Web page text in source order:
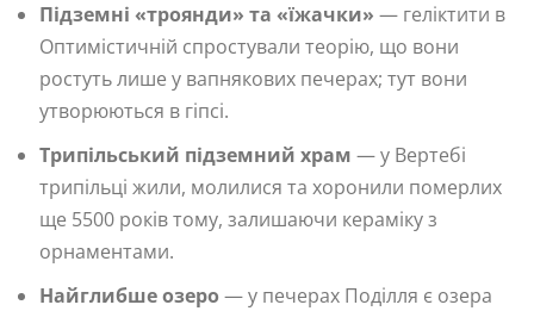
Підземні «троянди» та «їжачки» — геліктити в
Оптимістичній спростували теорію, що вони
ростуть лише у вапнякових печерах; тут вони
утворюються в гіпсі.
Трипільський підземний храм — у Вертебі
трипільці жили, молилися та хоронили померлих
ще 5500 років тому, залишаючи кераміку з
орнаментами.
Найглибше озеро — у печерах Поділля є озера